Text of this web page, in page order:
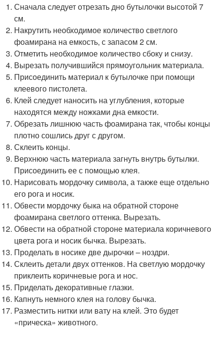
Сначала следует отрезать дно бутылочки высотой 7
см.
Накрутить необходимое количество светлого
фоамирана на емкость, с запасом 2 см.
Отметить необходимое количество сбоку и снизу.
Вырезать получившийся прямоугольник материала.
Присоединить материал к бутылочке при помощи
клеевого пистолета.
Клей следует наносить на углубления, которые
находятся между ножками дна емкости.
Обрезать лишнюю часть фоамирана так, чтобы концы
плотно сошлись друг с другом.
Склеить концы.
Верхнюю часть материала загнуть внутрь бутылки.
Присоединить ее с помощью клея.
Нарисовать мордочку символа, а также еще отдельно
его рога и носик.
Обвести мордочку быка на обратной стороне
фоамирана светлого оттенка. Вырезать.
Обвести на обратной стороне материала коричневого
цвета рога и носик бычка. Вырезать.
Проделать в носике две дырочки – ноздри.
Склеить детали двух оттенков. На светлую мордочку
приклеить коричневые рога и нос.
Приделать декоративные глазки.
Капнуть немного клея на голову бычка.
Разместить нитки или вату на клей. Это будет
«прическа» животного.